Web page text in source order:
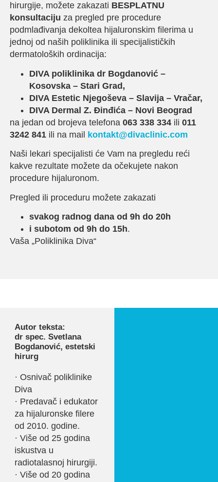
hirurgije, možete zakazati BESPLATNU
konsultaciju za pregled pre procedure
podmlađivanja dekoltea hijaluronskim filerima u
jednoj od naših poliklinika ili specijalističkih
dermatoloških ordinacija:
DIVA poliklinika dr Bogdanović –
Kosovska – Stari Grad,
DIVA Estetic Njegoševa – Slavija – Vračar,
DIVA Dermal Z. Đinđića – Novi Beograd
na jedan od brojeva telefona 063 338 334 ili 011
3242 841 ili na mail kontakt@divaclinic.com
Naši lekari specijalisti će Vam na pregledu reći
kakve rezultate možete da očekujete nakon
procedure hijaluronom.
Pregled ili proceduru možete zakazati
svakog radnog dana od 9h do 20h
i subotom od 9h do 15h.
Vaša „Poliklinika Diva“
Autor teksta:
dr spec. Svetlana
Bogdanović, estetski
hirurg
· Osnivač poliklinike
Diva
· Predavač i edukator
za hijaluronske filere
od 2010. godine.
· Više od 25 godina
iskustva u
radiotalasnoj hirurgiji.
· Više od 20 godina